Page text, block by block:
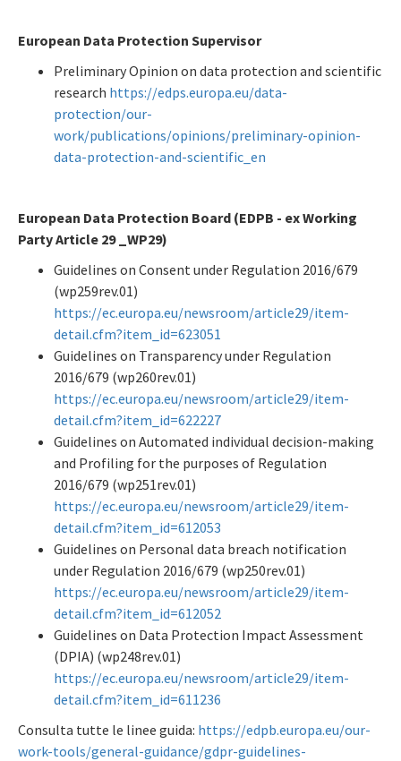
European Data Protection Supervisor
Preliminary Opinion on data protection and scientific
research https://edps.europa.eu/data-
protection/our-
work/publications/opinions/preliminary-opinion-
data-protection-and-scientific_en
European Data Protection Board (EDPB - ex Working
Party Article 29 _WP29)
Guidelines on Consent under Regulation 2016/679
(wp259rev.01)
https://ec.europa.eu/newsroom/article29/item-
detail.cfm?item_id=623051
Guidelines on Transparency under Regulation
2016/679 (wp260rev.01)
https://ec.europa.eu/newsroom/article29/item-
detail.cfm?item_id=622227
Guidelines on Automated individual decision-making
and Profiling for the purposes of Regulation
2016/679 (wp251rev.01)
https://ec.europa.eu/newsroom/article29/item-
detail.cfm?item_id=612053
Guidelines on Personal data breach notification
under Regulation 2016/679 (wp250rev.01)
https://ec.europa.eu/newsroom/article29/item-
detail.cfm?item_id=612052
Guidelines on Data Protection Impact Assessment
(DPIA) (wp248rev.01)
https://ec.europa.eu/newsroom/article29/item-
detail.cfm?item_id=611236
Consulta tutte le linee guida: https://edpb.europa.eu/our-
work-tools/general-guidance/gdpr-guidelines-